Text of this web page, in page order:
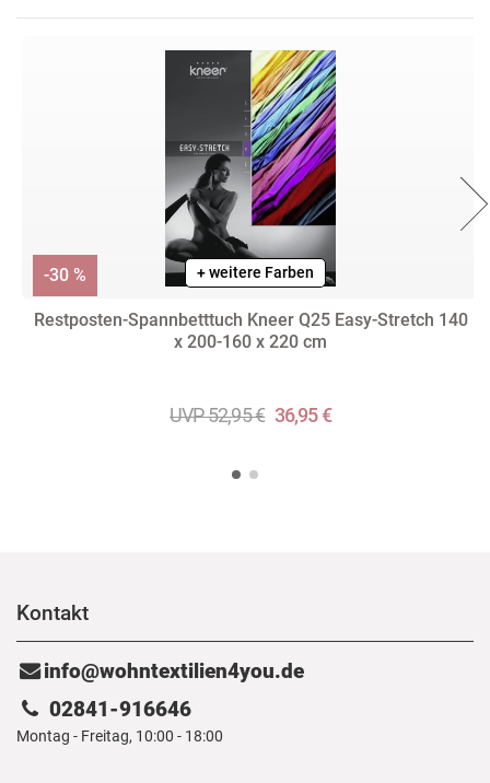
+ weitere Farben
Restposten-Spannbetttuch Kneer Q25 Easy-Stretch 140
x 200-160 x 220 cm
UVP 52,95 € 36,95 €
-30 %
Kontakt
info@wohntextilien4you.de
02841-916646
Montag - Freitag, 10:00 - 18:00